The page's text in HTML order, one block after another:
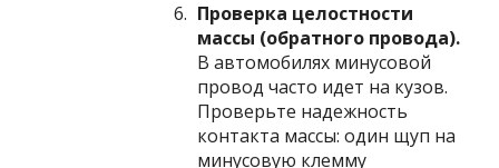
Проверка целостности
массы (обратного провода).
В автомобилях минусовой
провод часто идет на кузов.
Проверьте надежность
контакта массы: один щуп на
минусовую клемму